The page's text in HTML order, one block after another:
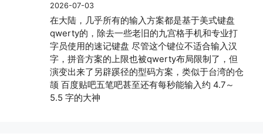
2026-07-03
在大陆，几乎所有的输入方案都是基于美式键盘
qwerty的，除去一些老旧的九宫格手机和专业打
字员使用的速记键盘 尽管这个键位不适合输入汉
字，拼音方案的上限也被qwerty布局限制了，但
演变出来了另辟蹊径的型码方案，类似于台湾的仓
颉 百度贴吧五笔吧甚至还有每秒能输入约 4.7～
5.5 字的大神